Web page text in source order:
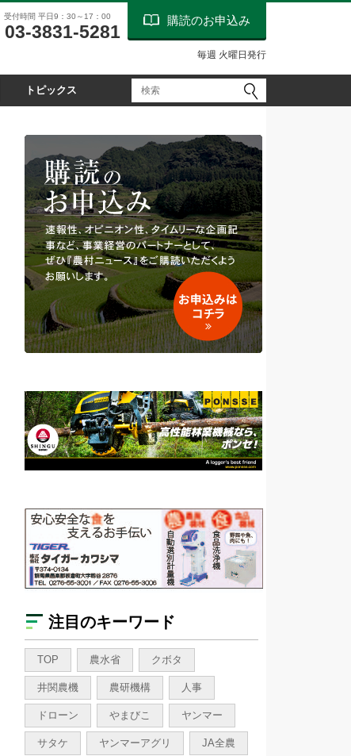
受付時間 平日9：30～17：00
03-3831-5281
購読のお申込み
毎週 火曜日発行
トピックス
注目のキーワード
TOP 農水省 クボタ
井関農機 農研機構 人事
ドローン やまびこ ヤンマー
サタケ ヤンマーアグリ JA全農